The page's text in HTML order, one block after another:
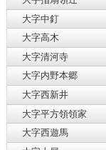
大字中釘
大字高木
大字清河寺
大字内野本郷
大字西新井
大字平方領領家
大字西遊馬